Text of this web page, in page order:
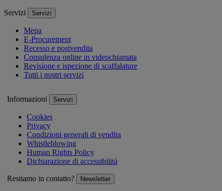
Servizi Servizi
Mepa
E-Procurement
Recesso e postvendita
Consulenza online in videochiamata
Revisione e ispezione di scaffalature
Tutti i nostri servizi
Informazioni Servizi
Cookies
Privacy
Condizioni generali di vendita
Whistleblowing
Human Rights Policy
Dichiarazione di accessibilità
Restiamo in contatto? Newsletter